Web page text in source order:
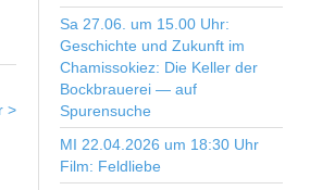
>
Sa 27.06. um 15.00 Uhr:
Geschichte und Zukunft im
Chamissokiez: Die Keller der
Bockbrauerei — auf
Spurensuche
MI 22.04.2026 um 18:30 Uhr
Film: Feldliebe